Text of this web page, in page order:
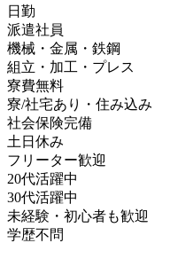
日勤
派遣社員
機械・金属・鉄鋼
組立・加工・プレス
寮費無料
寮/社宅あり・住み込み
社会保険完備
土日休み
フリーター歓迎
20代活躍中
30代活躍中
未経験・初心者も歓迎
学歴不問